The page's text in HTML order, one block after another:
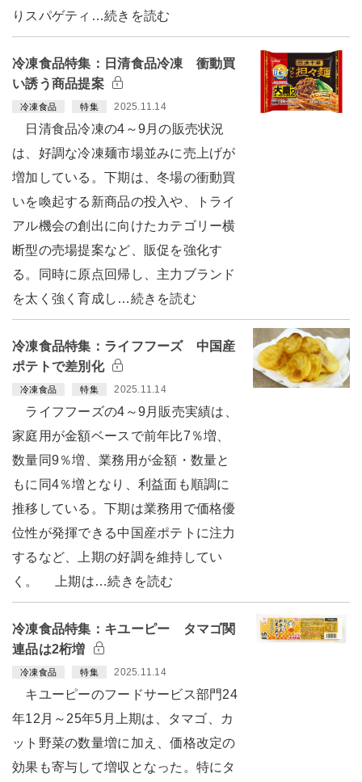
りスパゲティ…続きを読む
冷凍食品特集：日清食品冷凍 衝動買
い誘う商品提案
冷凍食品 特集 2025.11.14
日清食品冷凍の4～9月の販売状況
は、好調な冷凍麺市場並みに売上げが
増加している。下期は、冬場の衝動買
いを喚起する新商品の投入や、トライ
アル機会の創出に向けたカテゴリー横
断型の売場提案など、販促を強化す
る。同時に原点回帰し、主力ブランド
を太く強く育成し…続きを読む
冷凍食品特集：ライフフーズ 中国産
ポテトで差別化
冷凍食品 特集 2025.11.14
ライフフーズの4～9月販売実績は、
家庭用が金額ベースで前年比7％増、
数量同9％増、業務用が金額・数量と
もに同4％増となり、利益面も順調に
推移している。下期は業務用で価格優
位性が発揮できる中国産ポテトに注力
するなど、上期の好調を維持してい
く。 上期は…続きを読む
冷凍食品特集：キユーピー タマゴ関
連品は2桁増
冷凍食品 特集 2025.11.14
キユーピーのフードサービス部門24
年12月～25年5月上期は、タマゴ、カ
ット野菜の数量増に加え、価格改定の
効果も寄与して増収となった。特にタ